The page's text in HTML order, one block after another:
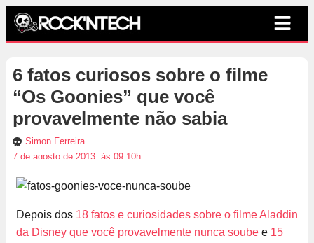
6 fatos curiosos sobre o filme
“Os Goonies” que você
provavelmente não sabia
Simon Ferreira
7 de agosto de 2013, às 09:10h
Depois dos 18 fatos e curiosidades sobre o filme Aladdin
da Disney que você provavelmente nunca soube e 15